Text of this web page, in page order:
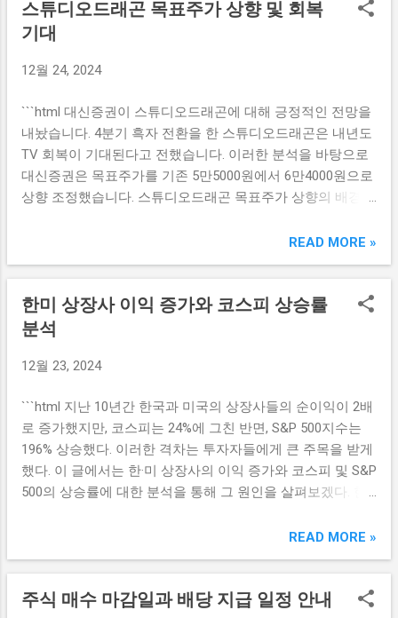
자의 기대감을 높이고 있습니다. 이는 기업에 대한 신뢰도를
증가시킬 뿐만 아니라, 배당금을 지급받기 전에 주가가 상승
배당주에 대한 긍정적인 투자 심리를 자극하며, 이는 궁극적
적 영향 배당락은 종종 주가에 부정적인 영향을 미치곤 합니
다. 하지만 최근 상황에서는 배당락 이후 주가가 나타내는 추
세가...
적인 신약 개발에 주력해왔습니다. 특히, 자가면역 질환 및 항
암제 분야에서의 성과가 업계의 주목을 받고 있습니다. 알테
결과를 보여주었으며, 이로 인해 투자자들 사이에서 주요 관
구하고 초고수들은 알테오젠을 매수하는 전략을 취하고 있습
니다. 이들은 알테오젠을 장기적인 투자 대상으로 삼고 있으
며, 향후 성장 가능성을 높게 평가하고 있습니다. 알테오젠의
지속적인 연구개발 투자와 시장의 요구에 대한 적절한 대응
은 앞으로 더욱 큰 성과를 가져올 가능성이 있습니다. 지아이
심을 모으고 있는 종목 중 하나는 지아이이노베이션입니다.
이 기업은 면역 항암제 개발에 집중하고 있으며, 최근 연구개
아이이노베이션은 기술력과 탄탄한 파트너십을 바탕으로 성
장 가능성을 높이고 있습니다. 특히, 지아이이노베이션은 최
조를 확보하게 되었습니다. 이러한 요소들은 초고수들에게
상이 되고 있습니다. 지아이이노베이션은 임상 데이터와 연
구 결과들이 긍정적으로 나오면서, 향후의 상승 가능성에 대
한 기대감을 증대...
스튜디오드래곤 목표주가 상향 및 회복
기대
12월 24, 2024
```html 대신증권이 스튜디오드래곤에 대해 긍정적인 전망을
내놨습니다. 4분기 흑자 전환을 한 스튜디오드래곤은 내년도
TV 회복이 기대된다고 전했습니다. 이러한 분석을 바탕으로
대신증권은 목표주가를 기존 5만5000원에서 6만4000원으로
상향 조정했습니다. 스튜디오드래곤 목표주가 상향의 배경
에서 6만4000원으로 상향 조정하였습니다. 이러한 목표주가
가능성을 반영한 것입니다. 스튜디오드래곤은 콘텐츠 제작
및 드라마와 영화와 관련된 다양한 프로젝트를 진행하며, 그
결과 긍정적인 재무 성과를 내고 있습니다. 특히, 스튜디오드
선두주자로 자리 잡고 있으며, 이는 매우 중요한 요소로 작용
은 다양한 글로벌 플랫폼과의 협업을 통해 콘텐츠 수익을 극
대화하고 있습니다. 이러한 내용은 앞으로의 성장 가능성을
더욱 긍정적으로 평가받게 하고 있습니다. 게다가, 스튜디오
드래곤의 콘텐츠에 대한 수요는 글로벌 시장에서도 급증하고
있으며, 이는 곧 매출 성장으로 이어질 것으로 보입니다. 이러
할 것으로 전망되고 있습니다. 내년도 TV 회복 기대감 스튜디
오드래곤의 내년도 TV 부문 회복도 주목할만한 요소입니다.
이 일시적으로 중단되었으나, 이러한 상황이 점차 완화되고
READ MORE »
한미 상장사 이익 증가와 코스피 상승률
분석
12월 23, 2024
```html 지난 10년간 한국과 미국의 상장사들의 순이익이 2배
로 증가했지만, 코스피는 24%에 그친 반면, S&P 500지수는
196% 상승했다. 이러한 격차는 투자자들에게 큰 주목을 받게
했다. 이 글에서는 한·미 상장사의 이익 증가와 코스피 및 S&P
500의 상승률에 대한 분석을 통해 그 원인을 살펴보겠다. 한·
성 증가에는 몇 가지 주요 요인이 존재합니다. 첫째로, 글로벌
경제 회복이 있습니다. 2010년대 초반, 세계 경제는 금융위기
로 인해 침체기를 겪었으나, 이후 경기 회복세가 이어지면서
기업들의 매출과 이익이 빠르게 증가했습니다. 특히, 기술, 헬
READ MORE »
주식 매수 마감일과 배당 지급 일정 안내